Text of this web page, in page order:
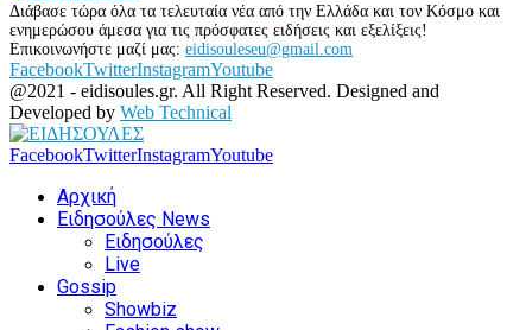
Διάβασε τώρα όλα τα τελευταία νέα από την Ελλάδα και τον Κόσμο και
ενημερώσου άμεσα για τις πρόσφατες ειδήσεις και εξελίξεις!
Επικοινωνήστε μαζί μας: eidisouleseu@gmail.com
FacebookTwitterInstagramYoutube
@2021 - eidisoules.gr. All Right Reserved. Designed and
Developed by Web Technical
FacebookTwitterInstagramYoutube
Αρχική
Ειδησούλες News
Ειδησούλες
Live
Gossip
Showbiz